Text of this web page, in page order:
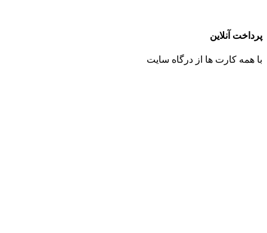
پرداخت آنلاین
با همه کارت ها از درگاه سایت